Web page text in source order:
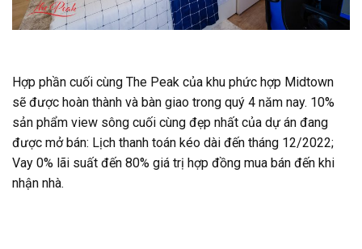
Hợp phần cuối cùng The Peak của khu phức hợp Midtown
sẽ được hoàn thành và bàn giao trong quý 4 năm nay. 10%
sản phẩm view sông cuối cùng đẹp nhất của dự án đang
được mở bán: Lịch thanh toán kéo dài đến tháng 12/2022;
Vay 0% lãi suất đến 80% giá trị hợp đồng mua bán đến khi
nhận nhà.